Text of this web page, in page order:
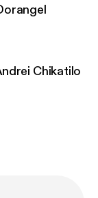
Chikatilo